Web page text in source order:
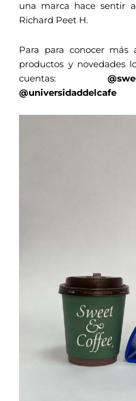
una marca hace sentir
Richard Peet H.
Para para conocer más
productos y novedades
cuentas:
@universidaddelcafe